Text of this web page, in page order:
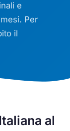
e
Per
il
al